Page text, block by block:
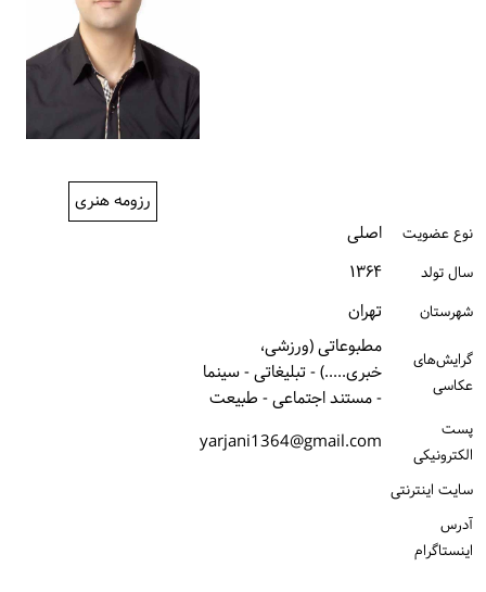
رزومه هنری
نوع عضویت اصلی
سال تولد ۱۳۶۴
شهرستان تهران
گرایش‌های
عکاسی
مطبوعاتی (ورزشی،
خبری.....) - تبلیغاتی - سینما
- مستند اجتماعی - طبیعت
پست
الكترونیكی
yarjani1364@gmail.com
سایت اینترنتی
آدرس
اینستاگرام